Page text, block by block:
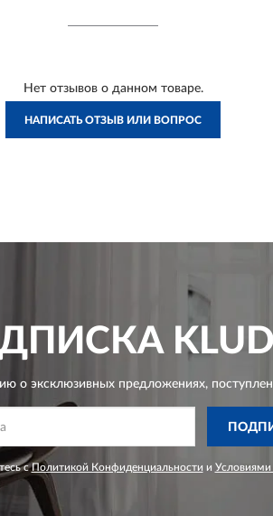
Нет отзывов о данном товаре.
НАПИСАТЬ ОТЗЫВ ИЛИ ВОПРОС
KLUDI
о эксклюзивных предложениях,
сПолитикой Конфиденциальности и Условиями